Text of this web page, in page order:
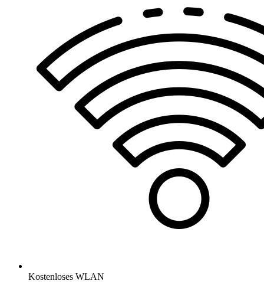
Kostenloses WLAN